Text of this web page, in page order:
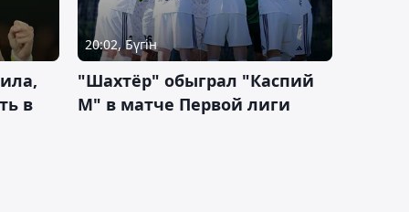
в
20:02, Бүгін
"Шахтёр" обыграл "Каспий
М" в матче Первой лиги